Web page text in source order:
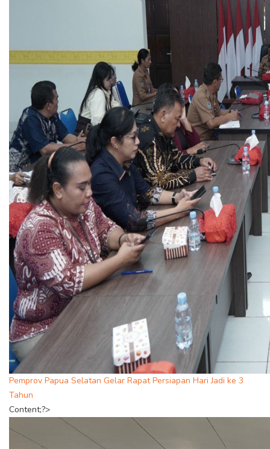
Pemprov Papua Selatan Gelar Rapat Persiapan Hari Jadi ke 3
Tahun
Content;?>